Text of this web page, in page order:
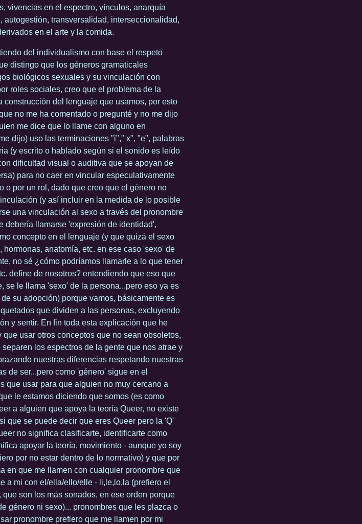
vivencias en el espectro, vínculos, anarquía
transversalidad, interseccionalidad,
en el arte y la comida.
del individualismo con base el respeto
distingo que los géneros gramaticales
biológicos sexuales y su vinculación con
roles sociales, creo que el problema de la
del lenguaje que usamos, por esto
no me ha comentado o pregunté y no me dijo
me dice que lo llame con alguno en
dijo) uso las terminaciones "i"," x", "e", palabras
(y escrito o hablado según si el sonido es leído
dificultad visual o auditiva que se apoyan de
para no caer en vincular especulativamente
o por un rol, dado que creo que el género no
(y así incluir en la medida de lo posible
una vinculación al sexo a través del pronombre
debería llamarse 'expresión de identidad',
concepto en el lenguaje (y que quizá el sexo
anatomía, etc. en ese caso 'sexo' de
no sé ¿cómo podríamos llamarle a lo que tener
define de nosotros? entendiendo que eso que
se le llama 'sexo' de la persona...pero eso ya es
su adopción) porque vamos, básicamente es
que dividen a las personas, excluyendo
y sentir. En fin toda esta explicación que he
usar otros conceptos que no sean obsoletos,
los espectros de la gente que nos atrae y
nuestras diferencias respetando nuestras
de ser...pero como 'género' sigue en el
que usar para que alguien no muy cercano a
le estamos diciendo que somos (es como
a alguien que apoya la teoría Queer, no existe
que se puede decir que eres Queer pero la 'Q'
no significa clasificarte, identificarte como
apoyar la teoría, movimiento - aunque yo soy
por no estar dentro de lo normativo) y que por
en que me llamen con cualquier pronombre que
a mi con el/ella/ello/elle - li,le,lo,la (prefiero el
son los más sonados, en ese orden porque
género ni sexo)... pronombres que les plazca o
pronombre prefiero que me llamen por mi